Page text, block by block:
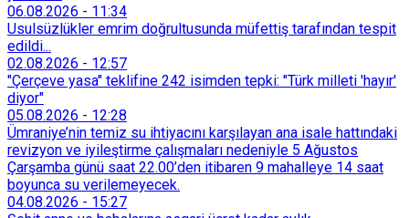
06.08.2026 - 11:34
Usulsüzlükler emrim doğrultusunda müfettiş tarafından tespit
edildi...
02.08.2026 - 12:57
"Çerçeve yasa" teklifine 242 isimden tepki: "Türk milleti 'hayır'
diyor"
05.08.2026 - 12:28
Ümraniye’nin temiz su ihtiyacını karşılayan ana isale hattındaki
revizyon ve iyileştirme çalışmaları nedeniyle 5 Ağustos
Çarşamba günü saat 22.00’den itibaren 9 mahalleye 14 saat
boyunca su verilemeyecek.
04.08.2026 - 15:27